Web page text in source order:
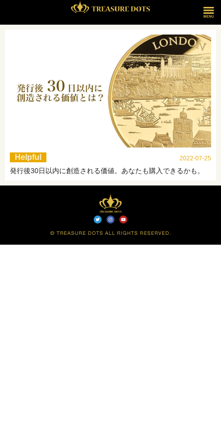
Helpful 2022-07-25
発行後30日以内に創造される価値。あなたも購入できるかも。